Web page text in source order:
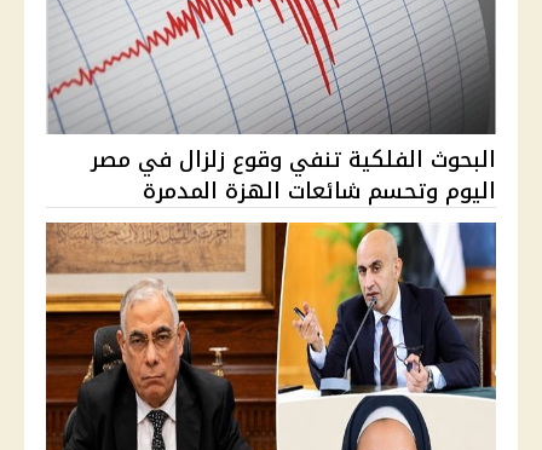
البحوث الفلكية تنفي وقوع زلزال في مصر
اليوم وتحسم شائعات الهزة المدمرة